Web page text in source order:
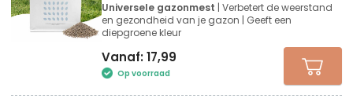
Universele gazonmest | Verbetert de weerstand
en gezondheid van je gazon | Geeft een
diepgroene kleur
Vanaf: 17,99
Op voorraad